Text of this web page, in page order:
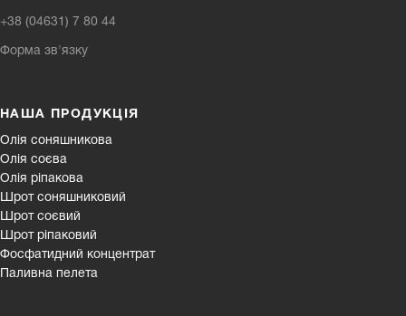
+38 (04631) 7 80 44
Форма зв'язку
НАША ПРОДУКЦІЯ
Олія соняшникова
Олія соєва
Олія ріпакова
Шрот соняшниковий
Шрот соєвий
Шрот ріпаковий
Фосфатидний концентрат
Паливна пелета